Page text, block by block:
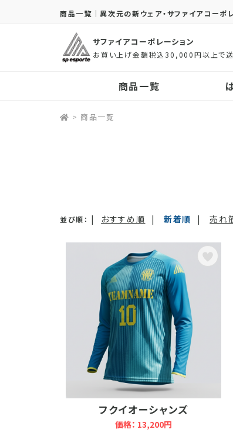
商品一覧｜異次元の新ウェア・サファイアコーポ
サファイアコーポレーション
お買い上げ金額税込30,000円以上で送
商品一覧
> 商品一覧
並び順： | おすすめ順 | 新着順 | 売れ
フクイオーシャンズ
価格： 13,200円